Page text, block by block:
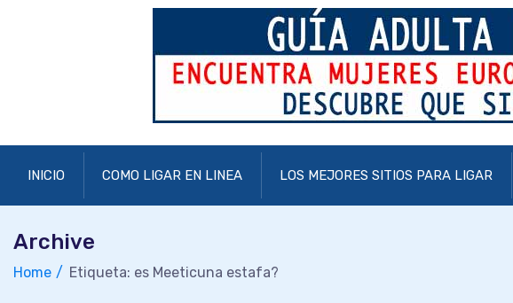
INICIO COMO LIGAR EN LINEA LOS MEJORES SITIOS PARA LIGAR
Archive
Home Etiqueta: es Meeticuna estafa?